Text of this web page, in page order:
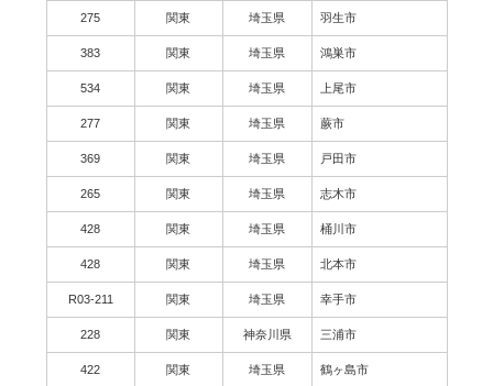
275 関東 埼玉県 羽生市
383 関東 埼玉県 鴻巣市
534 関東 埼玉県 上尾市
277 関東 埼玉県 蕨市
369 関東 埼玉県 戸田市
265 関東 埼玉県 志木市
428 関東 埼玉県 桶川市
428 関東 埼玉県 北本市
R03-211 関東 埼玉県 幸手市
228 関東 神奈川県 三浦市
422 関東 埼玉県 鶴ヶ島市